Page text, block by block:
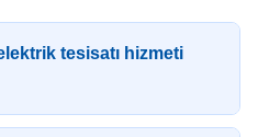
tesisatı hizmeti